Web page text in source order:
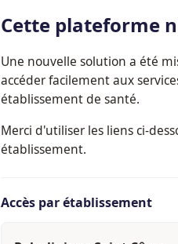
Cette plateforme
Une nouvelle solution a été
accéder facilement aux
établissement de santé.
Merci d'utiliser les liens ci-
établissement.
Accès par établissement